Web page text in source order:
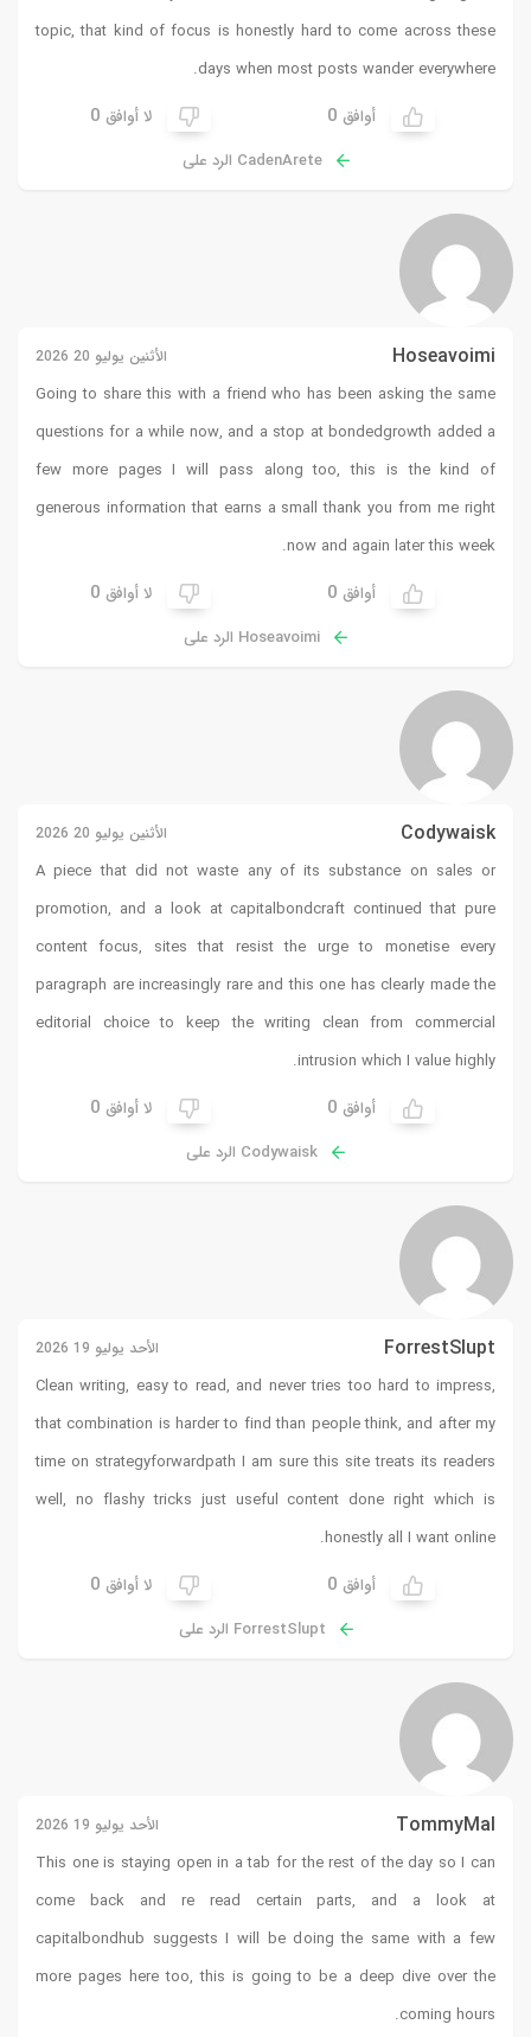
topic, that kind of focus is honestly hard to come across these
days when most posts wander everywhere.
أوافق 0 لا أوافق 0
CadenArete الرد على
Hoseavoimi الأثنين يوليو 20 2026
Going to share this with a friend who has been asking the same
questions for a while now, and a stop atbondedgrowthadded a
few more pages I will pass along too, this is the kind of
generous information that earns a small thank you from me right
now and again later this week.
أوافق 0 لا أوافق 0
Hoseavoimi الرد على
Codywaisk الأثنين يوليو 20 2026
A piece that did not waste any of its substance on sales or
promotion, and a look atcapitalbondcraftcontinued that pure
content focus, sites that resist the urge to monetise every
paragraph are increasingly rare and this one has clearly made the
editorial choice to keep the writing clean from commercial
intrusion which I value highly.
أوافق 0 لا أوافق 0
Codywaisk الرد على
ForrestSlupt الأحد يوليو 19 2026
Clean writing, easy to read, and never tries too hard to impress,
that combination is harder to find than people think, and after my
time onstrategyforwardpathI am sure this site treats its readers
well, no flashy tricks just useful content done right which is
honestly all I want online.
أوافق 0 لا أوافق 0
ForrestSlupt الرد على
TommyMal الأحد يوليو 19 2026
This one is staying open in a tab for the rest of the day so I can
come back and re read certain parts, and a look at
capitalbondhubsuggests I will be doing the same with a few
more pages here too, this is going to be a deep dive over the
coming hours.